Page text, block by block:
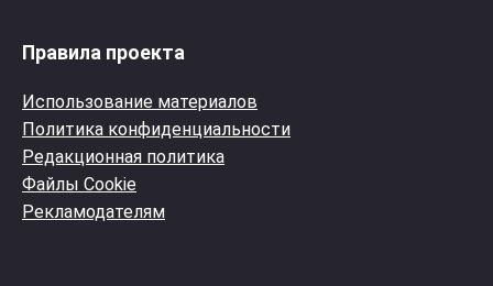
Правила проекта
Использование материалов
Политика конфиденциальности
Редакционная политика
Файлы Cookie
Рекламодателям